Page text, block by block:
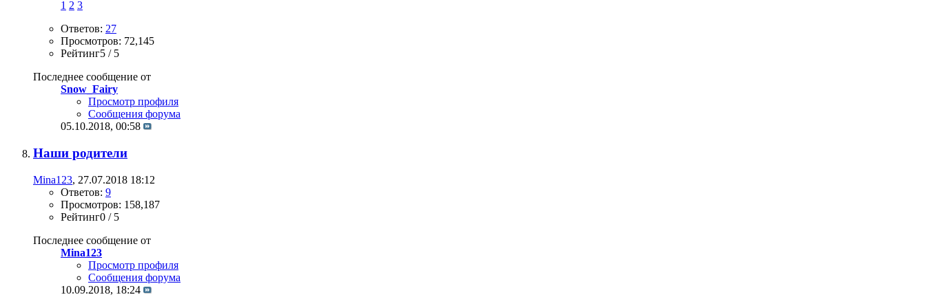
1 2 3
Ответов: 27
Просмотров: 72,145
Рейтинг5 / 5
Последнее сообщение от
Snow_Fairy
Просмотр профиля
Сообщения форума
05.10.2018, 00:58
Наши родители
Mina123, 27.07.2018 18:12
Ответов: 9
Просмотров: 158,187
Рейтинг0 / 5
Последнее сообщение от
Mina123
Просмотр профиля
Сообщения форума
10.09.2018, 18:24